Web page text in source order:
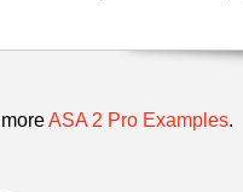
ASA 2 Pro Examples.